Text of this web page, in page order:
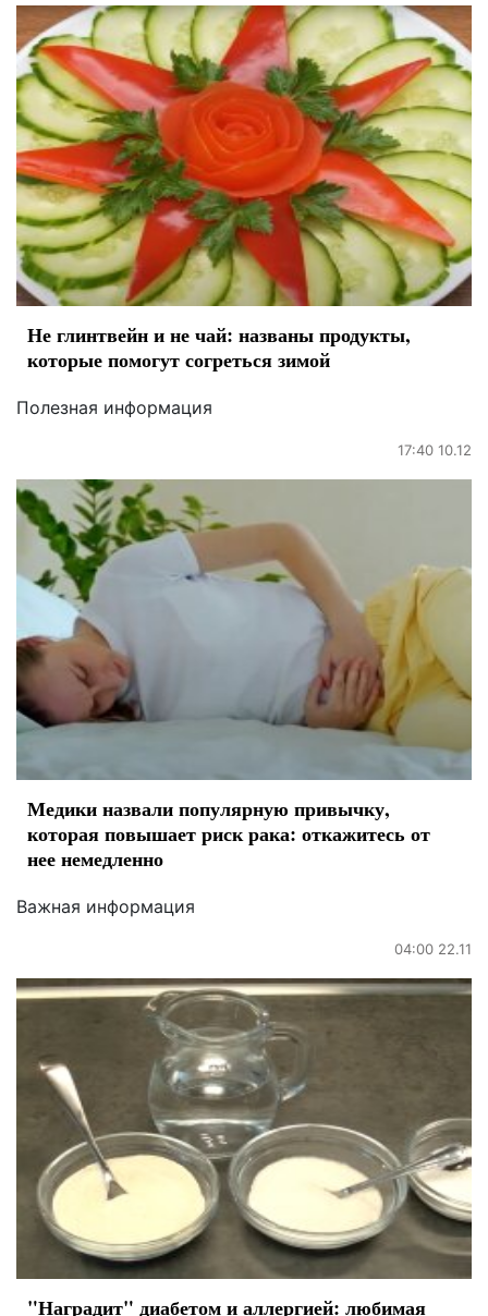
Не глинтвейн и не чай: названы продукты,
которые помогут согреться зимой
Полезная информация
17:40 10.12
Медики назвали популярную привычку,
которая повышает риск рака: откажитесь от
нее немедленно
Важная информация
04:00 22.11
"Наградит" диабетом и аллергией: любимая